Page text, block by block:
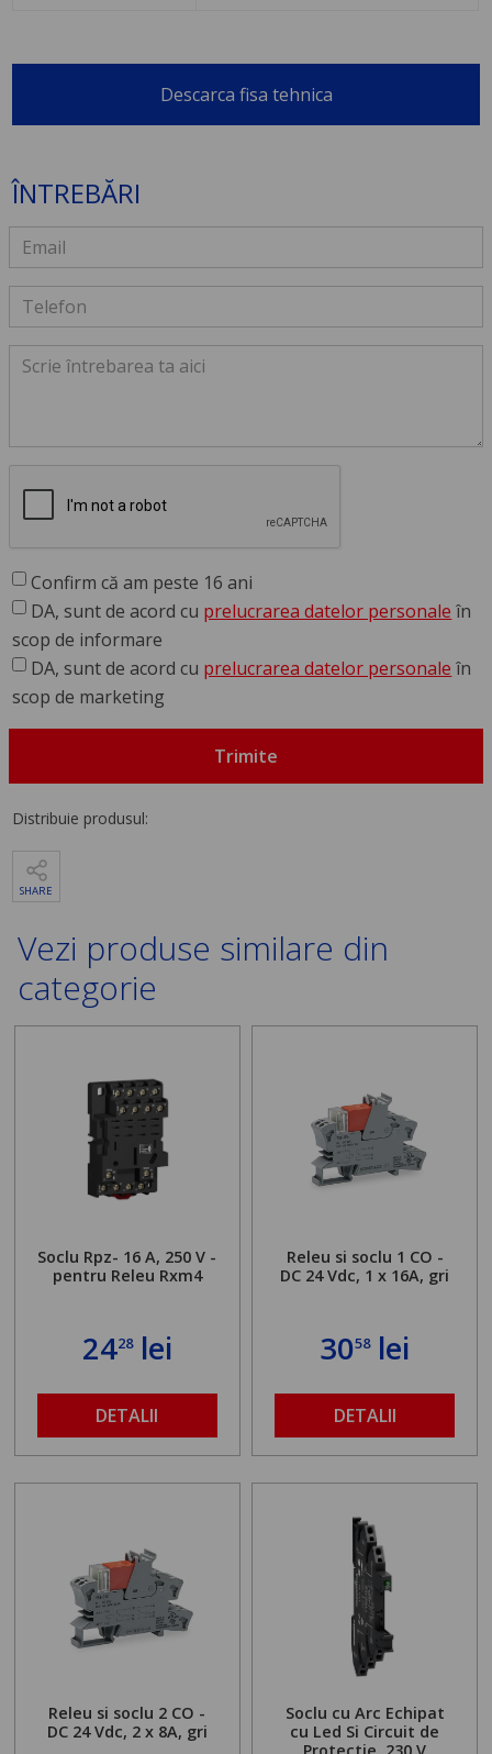
Descarca fisa tehnica
ÎNTREBĂRI
Confirm că am peste 16 ani
DA, sunt de acord cu prelucrarea datelor personale în
scop de informare
DA, sunt de acord cu prelucrarea datelor personale în
scop de marketing
Trimite
Distribuie produsul:
SHARE
Vezi produse similare din
categorie
Soclu Rpz- 16 A, 250 V -
pentru Releu Rxm4
2428lei
DETALII
Releu si soclu 1 CO -
DC 24 Vdc, 1 x 16A, gri
3058lei
DETALII
Releu si soclu 2 CO -
DC 24 Vdc, 2 x 8A, gri
Soclu cu Arc Echipat
cu Led Si Circuit de